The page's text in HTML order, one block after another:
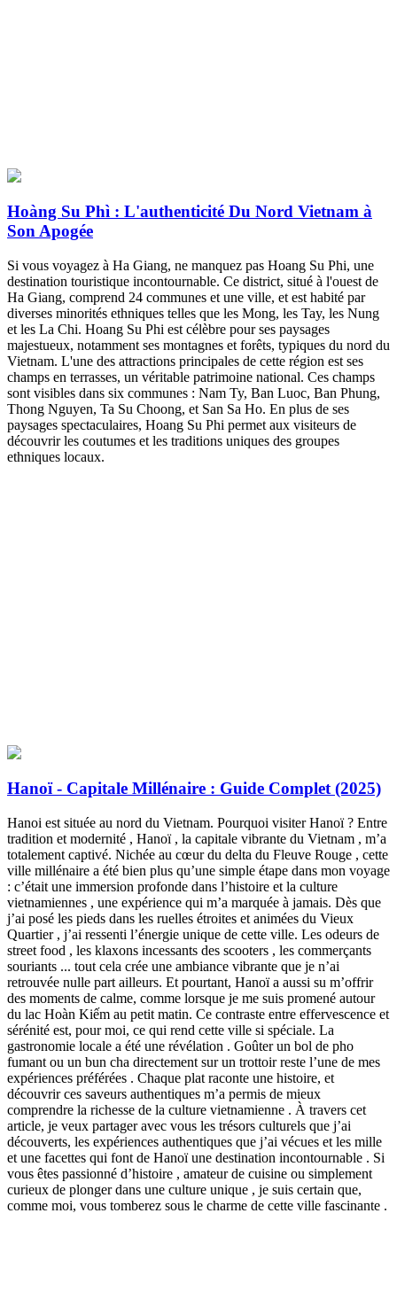
Hoàng Su Phì : L'authenticité Du Nord Vietnam à
Son Apogée
Si vous voyagez à Ha Giang, ne manquez pas Hoang Su Phi, une
destination touristique incontournable. Ce district, situé à l'ouest de
Ha Giang, comprend 24 communes et une ville, et est habité par
diverses minorités ethniques telles que les Mong, les Tay, les Nung
et les La Chi. Hoang Su Phi est célèbre pour ses paysages
majestueux, notamment ses montagnes et forêts, typiques du nord du
Vietnam. L'une des attractions principales de cette région est ses
champs en terrasses, un véritable patrimoine national. Ces champs
sont visibles dans six communes : Nam Ty, Ban Luoc, Ban Phung,
Thong Nguyen, Ta Su Choong, et San Sa Ho. En plus de ses
paysages spectaculaires, Hoang Su Phi permet aux visiteurs de
découvrir les coutumes et les traditions uniques des groupes
ethniques locaux.
Hanoï - Capitale Millénaire : Guide Complet (2025)
Hanoi est située au nord du Vietnam. Pourquoi visiter Hanoï ? Entre
tradition et modernité , Hanoï , la capitale vibrante du Vietnam , m’a
totalement captivé. Nichée au cœur du delta du Fleuve Rouge , cette
ville millénaire a été bien plus qu’une simple étape dans mon voyage
: c’était une immersion profonde dans l’histoire et la culture
vietnamiennes , une expérience qui m’a marquée à jamais. Dès que
j’ai posé les pieds dans les ruelles étroites et animées du Vieux
Quartier , j’ai ressenti l’énergie unique de cette ville. Les odeurs de
street food , les klaxons incessants des scooters , les commerçants
souriants ... tout cela crée une ambiance vibrante que je n’ai
retrouvée nulle part ailleurs. Et pourtant, Hanoï a aussi su m’offrir
des moments de calme, comme lorsque je me suis promené autour
du lac Hoàn Kiếm au petit matin. Ce contraste entre effervescence et
sérénité est, pour moi, ce qui rend cette ville si spéciale. La
gastronomie locale a été une révélation . Goûter un bol de pho
fumant ou un bun cha directement sur un trottoir reste l’une de mes
expériences préférées . Chaque plat raconte une histoire, et
découvrir ces saveurs authentiques m’a permis de mieux
comprendre la richesse de la culture vietnamienne . À travers cet
article, je veux partager avec vous les trésors culturels que j’ai
découverts, les expériences authentiques que j’ai vécues et les mille
et une facettes qui font de Hanoï une destination incontournable . Si
vous êtes passionné d’histoire , amateur de cuisine ou simplement
curieux de plonger dans une culture unique , je suis certain que,
comme moi, vous tomberez sous le charme de cette ville fascinante .